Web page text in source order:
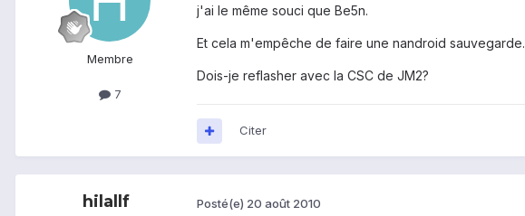
Membre
7
j'ai le même souci que Be5n.
Et cela m'empêche de faire une nandroid sauvegarde.
Dois-je reflasher avec la CSC de JM2?
Citer
hilallf Posté(e) 20 août 2010